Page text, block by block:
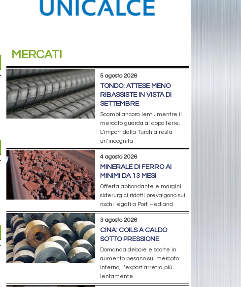
MERCATI
5 agosto 2026
TONDO: ATTESE MENO
RIBASSISTE IN VISTA DI
SETTEMBRE
Scambi ancora lenti, mentre il
mercato guarda al dopo ferie.
L’import dalla Turchia resta
un’incognita
4 agosto 2026
MINERALE DI FERRO AI
MINIMI DA 13 MESI
Offerta abbondante e margini
siderurgici ridotti prevalgono sui
rischi legati a Port Hedland
3 agosto 2026
CINA: COILS A CALDO
SOTTO PRESSIONE
Domanda debole e scorte in
aumento pesano sul mercato
interno; l’export arretra più
lentamente